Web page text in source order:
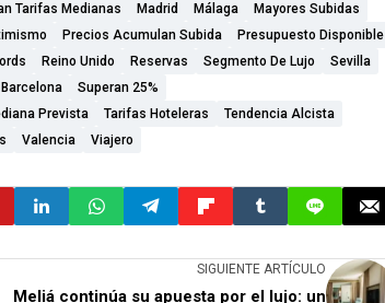
Tarifas Medianas Madrid Málaga
Mayores Subidas
Precios Acumulan Subida
Presupuesto Disponible
Reino Unido Reservas Segmento De Lujo
Sevilla
Superan 25%
Prevista Tarifas Hoteleras
Tendencia Alcista
Valencia Viajero
SIGUIENTE ARTÍCULO
Meliá continúa su apuesta por el lujo: un